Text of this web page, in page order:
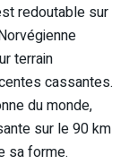
redoutable sur
terrain
cassantes.
du monde,
sur le 90 km
sa forme.